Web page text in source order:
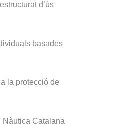
d’ús
basades
la protecció de
Nàutica Catalana